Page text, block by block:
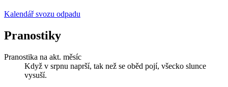
Kalendář svozu odpadu
Pranostiky
Pranostika na akt. měsíc
Když v srpnu naprší, tak než se oběd pojí, všecko slunce
vysuší.